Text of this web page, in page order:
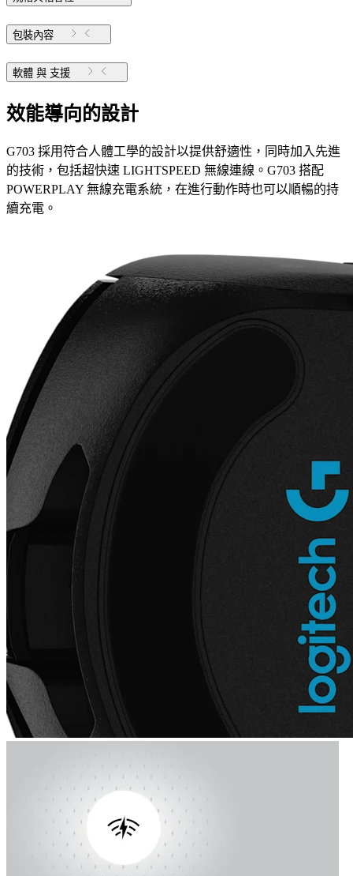
包裝內容
軟體 與 支援
效能導向的設計
G703 採用符合人體工學的設計以提供舒適性，同時加入先進
的技術，包括超快速 LIGHTSPEED 無線連線。G703 搭配
POWERPLAY 無線充電系統，在進行動作時也可以順暢的持
續充電。